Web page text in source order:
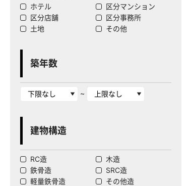
ホテル
区分マンション
区分店舗
区分事務所
土地
その他
築年数
~
建物構造
RC造
木造
鉄骨造
SRC造
軽量鉄骨造
その他造